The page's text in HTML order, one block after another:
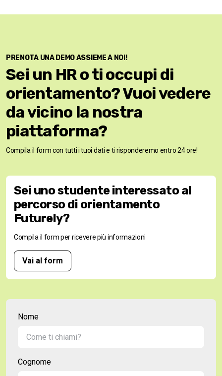
PRENOTA UNA DEMO ASSIEME A NOI!
Sei un HR o ti occupi di
orientamento? Vuoi vedere
da vicino la nostra
piattaforma?
Compila il form con tutti i tuoi dati e ti risponderemo entro 24 ore!
Sei uno studente interessato al
percorso di orientamento
Futurely?
Compila il form per ricevere più informazioni
Vai al form
Nome
Cognome